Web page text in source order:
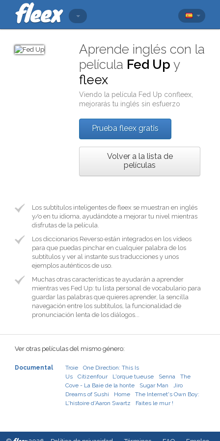
Aprende inglés con la
película Fed Up y
fleex
Viendo la película Fed Up confleex
mejorarás tu inglés sin esfuerzo
Prueba fleex gratis
Volver a la lista de
películas
Los subtítulos inteligentes de fleex se muestran en inglés
y/o en tu idioma, ayudándote a mejorar tu nivel mientras
disfrutas de la película.
Los diccionarios Reverso están integrados en los vídeos
para que puedas pinchar en cualquier palabra de los
subtítulos y ver al instante sus traducciones y unos
ejemplos auténticos de uso.
Muchas otras características te ayudarán a aprender
mientras ves Fed Up: tu lista personal de vocabulario para
guardar las palabras que quieres aprender, la sencilla
navegación entre los subtítulos, la funcionalidad de
pronunciación lenta de los diálogos...
Ver otras películas del mismo género:
Documental Troie
One Direction: This Is
Us
Citizenfour L'orque tueuse Senna
The
Cove - La Baie de la honte
Sugar Man
Jiro
Dreams of Sushi
Home
The Internet's Own Boy:
L'histoire d'Aaron Swartz
Faites le mur !